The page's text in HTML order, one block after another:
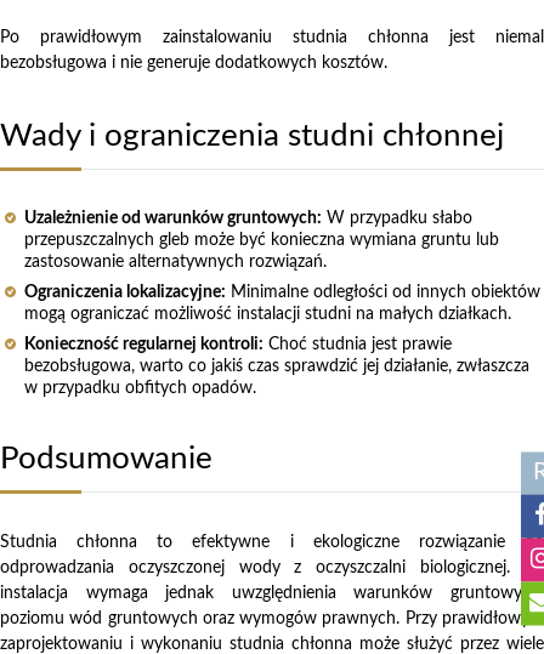
Po prawidłowym zainstalowaniu studnia chłonna jest niemal
bezobsługowa i nie generuje dodatkowych kosztów.
Wady i ograniczenia studni chłonnej
Uzależnienie od warunków gruntowych: W przypadku słabo
przepuszczalnych gleb może być konieczna wymiana gruntu lub
zastosowanie alternatywnych rozwiązań.
Ograniczenia lokalizacyjne: Minimalne odległości od innych obiektów
mogą ograniczać możliwość instalacji studni na małych działkach.
Konieczność regularnej kontroli: Choć studnia jest prawie
bezobsługowa, warto co jakiś czas sprawdzić jej działanie, zwłaszcza
w przypadku obfitych opadów.
Podsumowanie
Studnia chłonna to efektywne i ekologiczne rozwiązanie do
odprowadzania oczyszczonej wody z oczyszczalni biologicznej. Jej
instalacja wymaga jednak uwzględnienia warunków gruntowych,
poziomu wód gruntowych oraz wymogów prawnych. Przy prawidłowym
zaprojektowaniu i wykonaniu studnia chłonna może służyć przez wiele